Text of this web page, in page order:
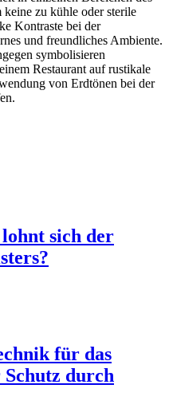
keine zu kühle oder sterile
Kontraste bei der
und freundliches Ambiente.
symbolisieren
Restaurant auf rustikale
von Erdtönen bei der
sich der
für das
durch